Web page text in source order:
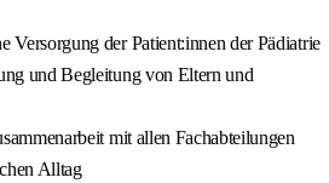
Versorgung der Patient:innen der Pädiatrie
und Begleitung von Eltern und
mit allen Fachabteilungen
Alltag